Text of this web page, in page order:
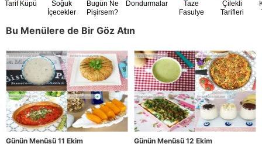
Tarif Küpü
Soğuk
İçecekler
Bugün Ne
Pişirsem?
Dondurmalar
Taze
Fasulye
Çilekli
Tarifleri
Bu Menülere de Bir Göz Atın
Günün Menüsü 11 Ekim Günün Menüsü 12 Ekim